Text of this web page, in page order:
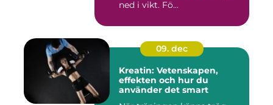
ned i vikt. Fö...
09. dec
Kreatin: Vetenskapen,
effekten och hur du
använder det smart